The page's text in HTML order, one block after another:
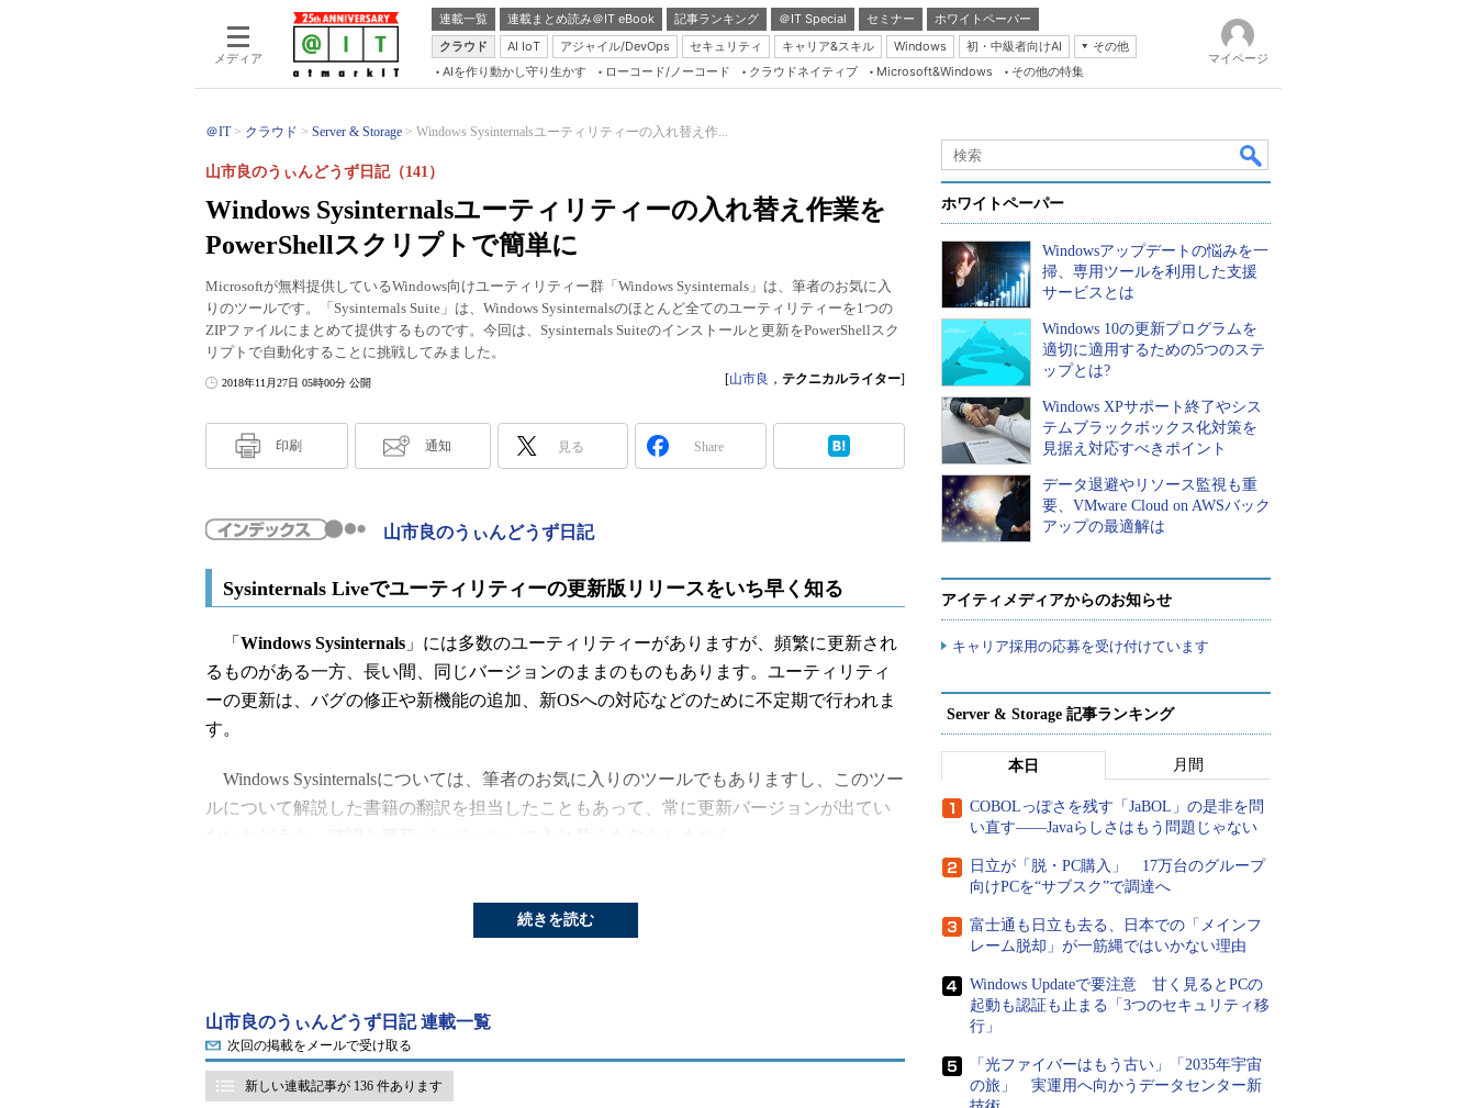
メディア
連載一覧 連載まとめ読み＠IT eBook 記事ランキング ＠IT Special セミナー
ホワイトペーパー
クラウド
AI IoT アジャイル/DevOps セキュリティ キャリア&スキル Windows 初・中級者向けAI
その他
Server & Storage
Java Agile
Database Expert
Linux ＆ OSS
Master of IP Network
Security & Trust
AIを作り動かし守り生かす ローコード/ノーコード クラウドネイティブ Microsoft&Windows その他の特集
マイページ
＠IT クラウド Server & Storage Windows Sysinternalsユーティリティーの入れ替え作...
Windows Sysinternalsユーティリティーの入れ替え作業を
PowerShellスクリプトで簡単に
山市良のうぃんどうず日記（141）
Microsoftが無料提供しているWindows向けユーティリティー群「Windows Sysinternals」は、筆者のお気に入
りのツールです。「Sysinternals Suite」は、Windows Sysinternalsのほとんど全てのユーティリティーを1つの
ZIPファイルにまとめて提供するものです。今回は、Sysinternals Suiteのインストールと更新をPowerShellスク
リプトで自動化することに挑戦してみました。
2018年11月27日 05時00分 公開 [山市良 ， テクニカルライター]
印刷 通知 見る Share
山市良のうぃんどうず日記
Sysinternals Liveでユーティリティーの更新版リリースをいち早く知る
「 Windows Sysinternals 」には多数のユーティリティーがありますが、頻繁に更新され
るものがある一方、長い間、同じバージョンのままのものもあります。ユーティリティ
ーの更新は、バグの修正や新機能の追加、新OSへの対応などのために不定期で行われま
す。
Windows Sysinternalsについては、筆者のお気に入りのツールでもありますし、このツー
ルについて解説した書籍の翻訳を担当したこともあって、常に更新バージョンが出てい
イトでアナウンスされてきましたが、最近は更新版が出てもアナウンスされないケース
Windows Sysinternals｜Sysinternals Utilities Index
Windows Sysinternalsでは、URL「
続きを読む
山市良のうぃんどうず日記 連載一覧
次回の掲載をメールで受け取る
新しい連載記事が 136 件あります
ホワイトペーパー
Windowsアップデートの悩みを一
掃、専用ツールを利用した支援
サービスとは
Windows 10の更新プログラムを
適切に適用するための5つのステ
ップとは?
Windows XPサポート終了やシス
テムブラックボックス化対策を
見据え対応すべきポイント
データ退避やリソース監視も重
要、VMware Cloud on AWSバック
アップの最適解は
アイティメディアからのお知らせ
キャリア採用の応募を受け付けています
Server & Storage 記事ランキング
本日 月間
COBOLっぽさを残す「JaBOL」の是非を問
い直す――Javaらしさはもう問題じゃない
日立が「脱・PC購入」 17万台のグループ
向けPCを“サブスク”で調達へ
富士通も日立も去る、日本での「メインフ
レーム脱却」が一筋縄ではいかない理由
Windows Updateで要注意 甘く見るとPCの
起動も認証も止まる「3つのセキュリティ移
行」
「光ファイバーはもう古い」「2035年宇宙
の旅」 実運用へ向かうデータセンター新